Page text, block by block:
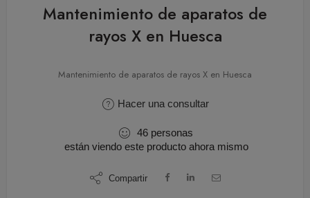
Mantenimiento de aparatos de
rayos X en Huesca
Mantenimiento de aparatos de rayos X en Huesca
Hacer una consultar
46 personas
están viendo este producto ahora mismo
Compartir